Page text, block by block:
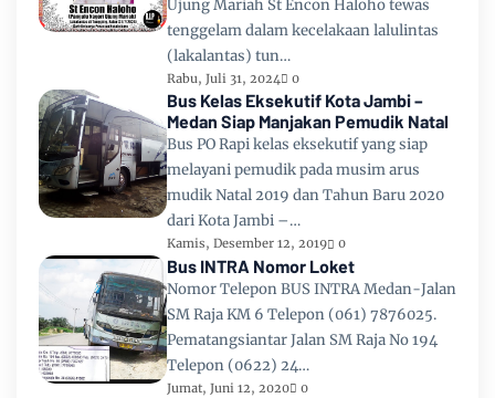
Ujung Mariah St Encon Haloho tewas
tenggelam dalam kecelakaan lalulintas
(lakalantas) tun…
Rabu, Juli 31, 2024 0
Bus Kelas Eksekutif Kota Jambi –
Medan Siap Manjakan Pemudik Natal
Bus PO Rapi kelas eksekutif yang siap
melayani pemudik pada musim arus
mudik Natal 2019 dan Tahun Baru 2020
dari Kota Jambi –…
Kamis, Desember 12, 2019 0
Bus INTRA Nomor Loket
Nomor Telepon BUS INTRA Medan-Jalan
SM Raja KM 6 Telepon (061) 7876025.
Pematangsiantar Jalan SM Raja No 194
Telepon (0622) 24…
Jumat, Juni 12, 2020 0